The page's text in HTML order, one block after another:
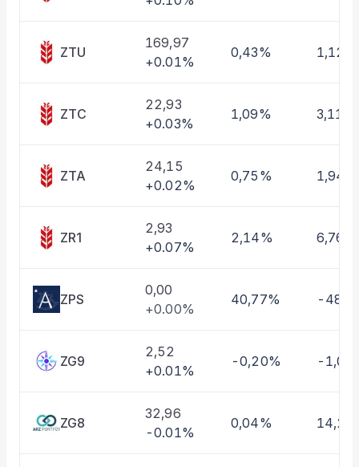
ZTU
169,97
+0.01%
0,43% 1,12%
ZTC
22,93
+0.03%
1,09% 3,11%
ZTA
24,15
+0.02%
0,75% 1,94%
ZR1
2,93
+0.07%
2,14% 6,76%
ZPS
0,00
+0.00%
40,77% -
ZG9
2,52
+0.01%
-0,20% -
ZG8
32,96
-0.01%
0,04%